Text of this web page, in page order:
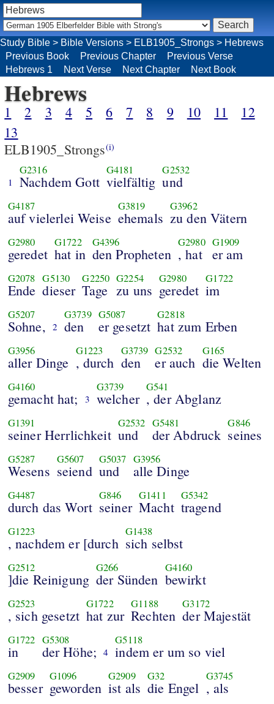
Study Bible > Bible Versions > ELB1905_Strongs > Hebrews
Previous Book
Previous Chapter
Previous Verse
Hebrews 1
Next Verse Next Chapter Next Book
Hebrews
1 2 3 4 5 6 7 8 9 10 11
12
13
ELB1905_Strongs(i)
1
G2316
Nachdem Gott
G4181
vielfältig
G2532
und
G4187
auf vielerlei Weise
G3819
ehemals
G3962
zu den Vätern
G2980
geredet
G1722
hat in
G4396
den Propheten
G2980
, hat
G1909
er am
G2078
Ende
G5130
dieser
G2250
Tage
G2254
zu uns
G2980
geredet
G1722
im
G5207
Sohne, 2
G3739
den
G5087
er gesetzt
G2818
hat zum Erben
G3956
aller Dinge
G1223
, durch
G3739
den
G2532
er auch
G165
die Welten
G4160
gemacht hat; 3
G3739
welcher
G541
, der Abglanz
G1391
seiner Herrlichkeit
G2532
und
G5481
der Abdruck
G846
seines
G5287
Wesens
G5607
seiend
G5037
und
G3956
alle Dinge
G4487
durch das Wort
G846
seiner
G1411
Macht
G5342
tragend
G1223
, nachdem er [durch
G1438
sich selbst
G2512
]die Reinigung
G266
der Sünden
G4160
bewirkt
G2523
, sich gesetzt
G1722
hat zur
G1188
Rechten
G3172
der Majestät
G1722
in
G5308
der Höhe; 4
G5118
indem er um so viel
G2909
besser
G1096
geworden
G2909
ist als
G32
die Engel
G3745
, als